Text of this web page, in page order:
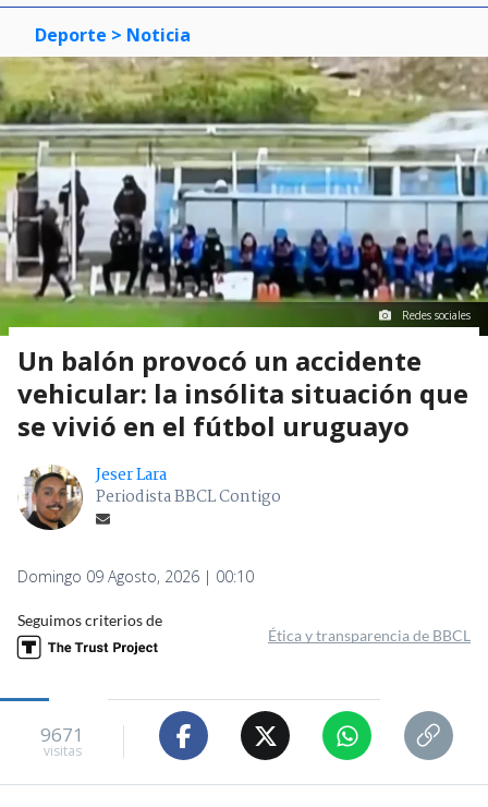
Deporte > Noticia
Redes sociales
Un balón provocó un accidente
vehicular: la insólita situación que
se vivió en el fútbol uruguayo
Jeser Lara
Periodista BBCL Contigo
Domingo 09 Agosto, 2026 | 00:10
Seguimos criterios de
Ética y transparencia de BBCL
9671
visitas